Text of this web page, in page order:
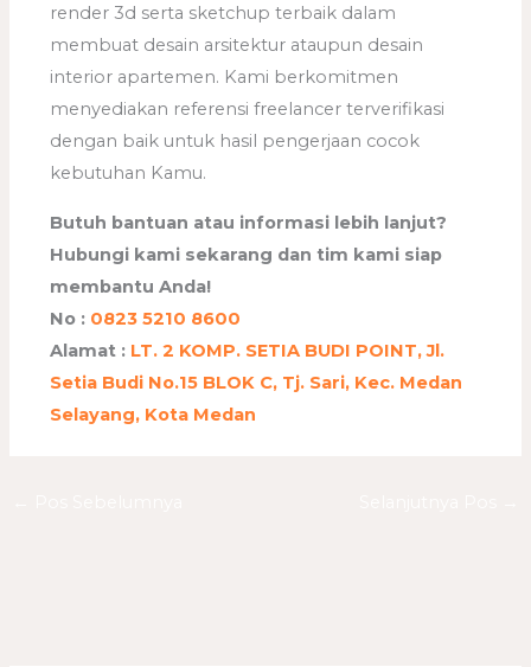
render 3d serta sketchup terbaik dalam
membuat desain arsitektur ataupun desain
interior apartemen. Kami berkomitmen
menyediakan referensi freelancer terverifikasi
dengan baik untuk hasil pengerjaan cocok
kebutuhan Kamu.
Butuh bantuan atau informasi lebih lanjut?
Hubungi kami sekarang dan tim kami siap
membantu Anda!
No : 0823 5210 8600
Alamat : LT. 2 KOMP. SETIA BUDI POINT, Jl.
Setia Budi No.15 BLOK C, Tj. Sari, Kec. Medan
Selayang, Kota Medan